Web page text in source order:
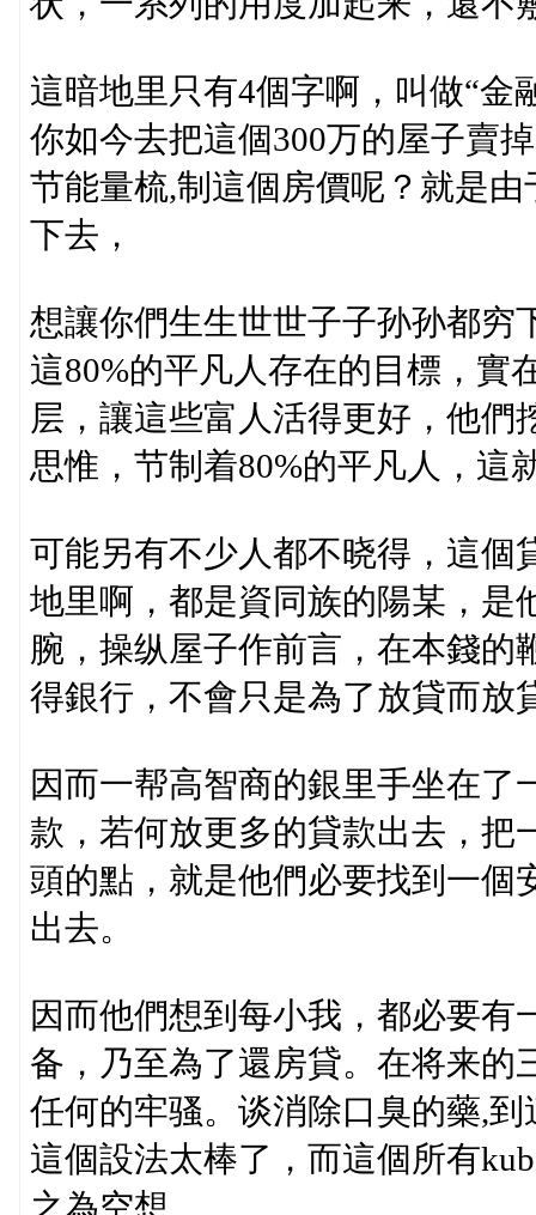
這暗地里只有4個字啊，叫做“金
你如今去把這個300万的屋子賣
节能量梳,制這個房價呢？就是
下去，
想讓你們生生世世子子孙孙都穷
這80%的平凡人存在的目標，實
层，讓這些富人活得更好，他們
思惟，节制着80%的平凡人，這
可能另有不少人都不晓得，這個
地里啊，都是資同族的陽某，是
腕，操纵屋子作前言，在本錢的
得銀行，不會只是為了放貸而放
因而一帮高智商的銀里手坐在
款，若何放更多的貸款出去，把
頭的點，就是他們必要找到一個
出去。
因而他們想到每小我，都必要
备，乃至為了還房貸。在将来的
任何的牢骚。谈消除口臭的藥,
這個設法太棒了，而這個所有
之為空想。